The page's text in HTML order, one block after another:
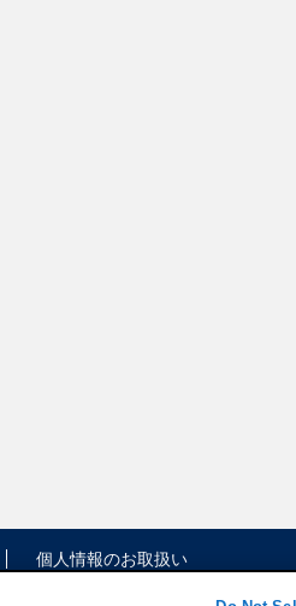
個人情報のお取扱い